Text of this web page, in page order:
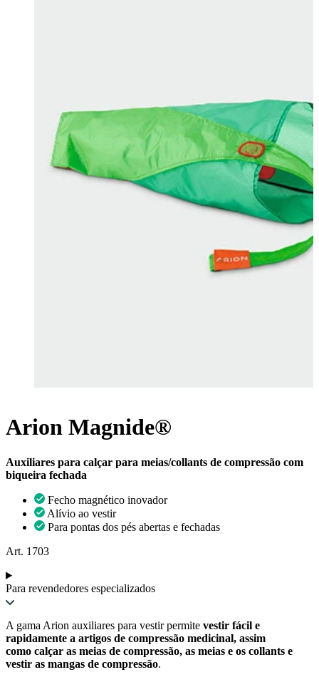
Arion Magnide®
Auxiliares para calçar para meias/collants de compressão com
biqueira fechada
Fecho magnético inovador
Alívio ao vestir
Para pontas dos pés abertas e fechadas
Art. 1703
Para revendedores especializados
A gama Arion auxiliares para vestir permite vestir fácil e
rapidamente a artigos de compressão medicinal, assim
como calçar as meias de compressão, as meias e os collants e
vestir as mangas de compressão.